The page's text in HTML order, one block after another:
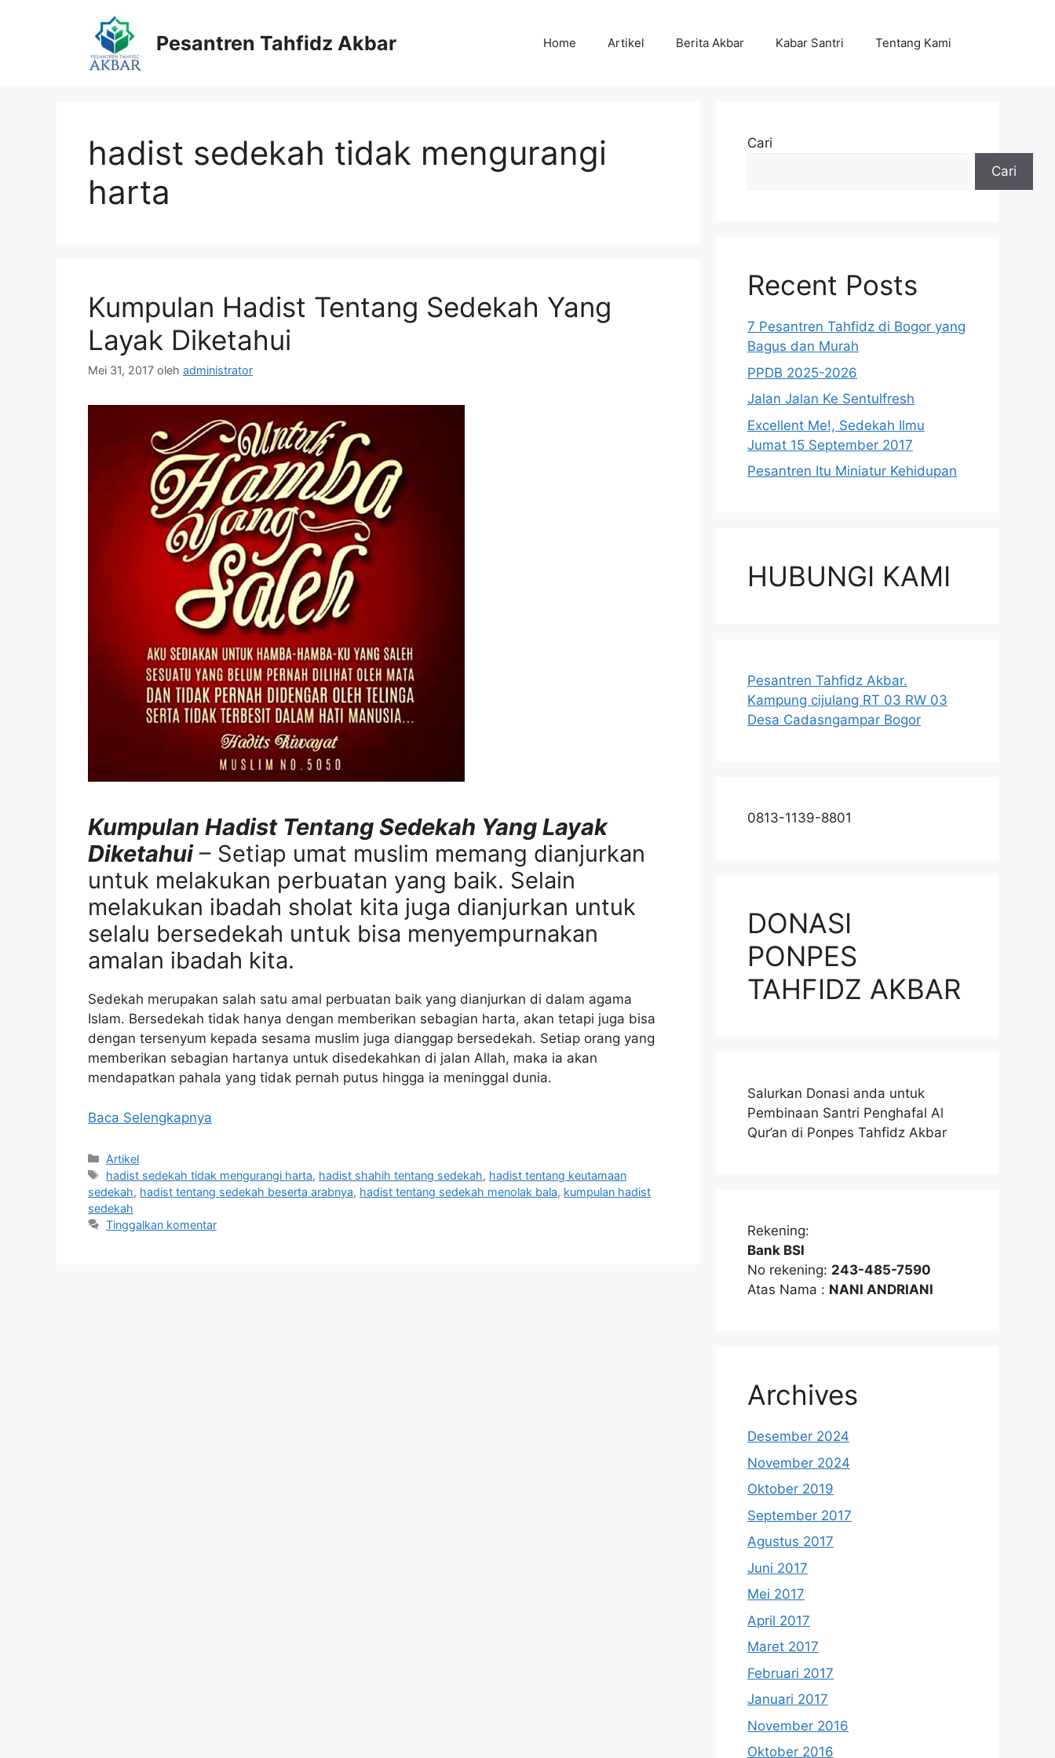
Pesantren Tahfidz Akbar Home Artikel Berita Akbar Kabar Santri Tentang Kami
hadist sedekah tidak mengurangi
harta
Kumpulan Hadist Tentang Sedekah Yang
Layak Diketahui
Mei 31, 2017 oleh administrator
Kumpulan Hadist Tentang Sedekah Yang Layak
Diketahui– Setiap umat muslim memang dianjurkan
untuk melakukan perbuatan yang baik. Selain
melakukan ibadah sholat kita juga dianjurkan untuk
selalu bersedekah untuk bisa menyempurnakan
amalan ibadah kita.
Sedekah merupakan salah satu amal perbuatan baik yang dianjurkan di dalam agama
Islam. Bersedekah tidak hanya dengan memberikan sebagian harta, akan tetapi juga bisa
dengan tersenyum kepada sesama muslim juga dianggap bersedekah. Setiap orang yang
memberikan sebagian hartanya untuk disedekahkan di jalan Allah, maka ia akan
mendapatkan pahala yang tidak pernah putus hingga ia meninggal dunia.
Baca Selengkapnya
Kategori
Artikel
Tag
hadist sedekah tidak mengurangi harta, hadist shahih tentang sedekah, hadist tentang keutamaan
sedekah, hadist tentang sedekah beserta arabnya, hadist tentang sedekah menolak bala, kumpulan hadist
sedekah
Tinggalkan komentar
Cari
Cari
Recent Posts
7 Pesantren Tahfidz di Bogor yang
Bagus dan Murah
PPDB 2025-2026
Jalan Jalan Ke Sentulfresh
Excellent Me!, Sedekah Ilmu
Jumat 15 September 2017
Pesantren Itu Miniatur Kehidupan
HUBUNGI KAMI
Pesantren Tahfidz Akbar.
Kampung cijulang RT 03 RW 03
Desa Cadasngampar Bogor
0813-1139-8801
DONASI
PONPES
TAHFIDZ AKBAR
Salurkan Donasi anda untuk
Pembinaan Santri Penghafal Al
Qur’an di Ponpes Tahfidz Akbar
Rekening:
Bank BSI
No rekening: 243-485-7590
Atas Nama : NANI ANDRIANI
Archives
Desember 2024
November 2024
Oktober 2019
September 2017
Agustus 2017
Juni 2017
Mei 2017
April 2017
Maret 2017
Februari 2017
Januari 2017
November 2016
Oktober 2016